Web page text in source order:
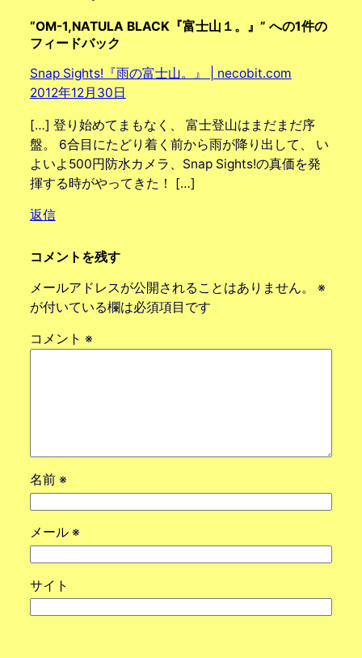
“OM-1,NATULA BLACK『富士山１。』” への1件の
フィードバック
Snap Sights!『雨の富士山。』 | necobit.com
2012年12月30日
[…] 登り始めてまもなく、 富士登山はまだまだ序
盤。 6合目にたどり着く前から雨が降り出して、 い
よいよ500円防水カメラ、Snap Sights!の真価を発
揮する時がやってきた！ […]
返信
コメントを残す
メールアドレスが公開されることはありません。
※
が付いている欄は必須項目です
コメント ※
名前 ※
メール ※
サイト